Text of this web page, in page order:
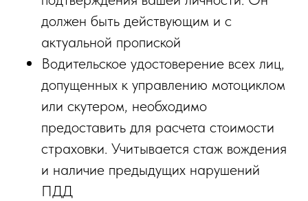
должен быть действующим и с
актуальной пропиской
Водительское удостоверение всех лиц,
допущенных к управлению мотоциклом
или скутером, необходимо
предоставить для расчета стоимости
страховки. Учитывается стаж вождения
и наличие предыдущих нарушений
ПДД